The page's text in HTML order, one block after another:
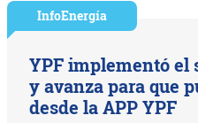
InfoEnergía
YPF implementó el
y avanza para que
desde la APP YPF